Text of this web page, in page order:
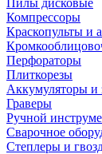
Пилы дисковые
Компрессоры
Краскопульты и
Перфораторы
Плиткорезы
Аккумуляторы и
Граверы
Ручной
Сварочное
Степлеры и